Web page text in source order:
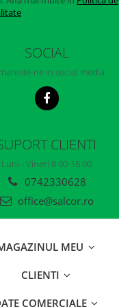
SOCIAL
ne in social media
CLIENTI
Luni - Vineri 8:00-16:00
0742330628
office@salcor.ro
MEU
CLIENTI
COMERCIALE